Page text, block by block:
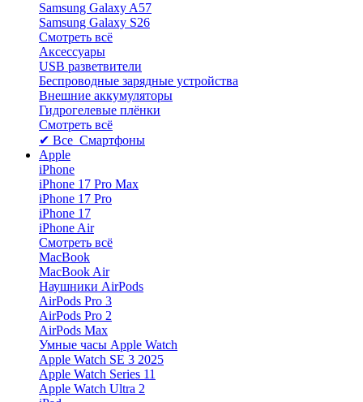
Samsung Galaxy A57
Samsung Galaxy S26
Смотреть всё
Аксессуары
USB разветвители
Беспроводные зарядные устройства
Внешние аккумуляторы
Гидрогелевые плёнки
Смотреть всё
✔ Все Смартфоны
Apple
iPhone
iPhone 17 Pro Max
iPhone 17 Pro
iPhone 17
iPhone Air
Смотреть всё
MacBook
MacBook Air
Наушники AirPods
AirPods Pro 3
AirPods Pro 2
AirPods Max
Умные часы Apple Watch
Apple Watch SE 3 2025
Apple Watch Series 11
Apple Watch Ultra 2